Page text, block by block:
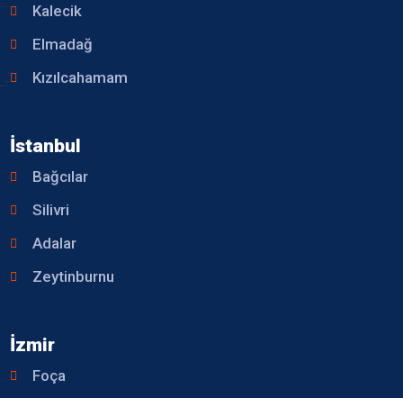
Kalecik
Elmadağ
Kızılcahamam
İstanbul
Bağcılar
Silivri
Adalar
Zeytinburnu
İzmir
Foça